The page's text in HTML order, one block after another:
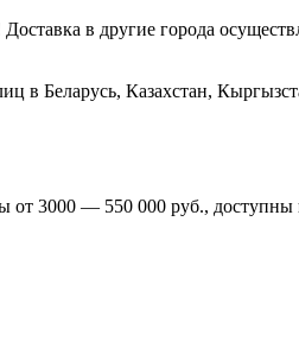
в другие города
в Беларусь, Казахстан,
от 3000 — 550 000 руб., доступны